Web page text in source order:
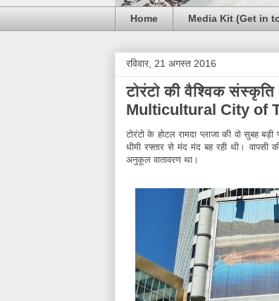
Home Media Kit (Get in
रविवार, 21 अगस्त 2016
टोरंटो की वैश्विक
Multicultural City of
टोरंटो के होटल रामदा प्लाजा की वो सुबह
धीमी रफ्तार से मंद मंद बह रही थी।
अनुकूल वातावरण था।